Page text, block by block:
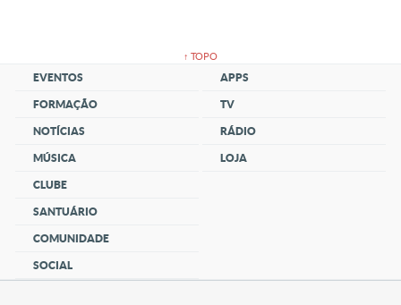
↑ TOPO
EVENTOS
FORMAÇÃO
NOTÍCIAS
MÚSICA
CLUBE
SANTUÁRIO
COMUNIDADE
SOCIAL
APPS
TV
RÁDIO
LOJA